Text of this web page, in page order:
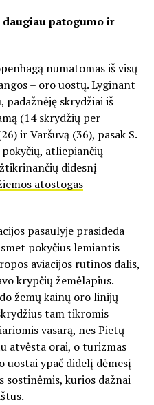
patogumo ir
numatomas iš visų
– oro uostų. Lyginant
padažnėję skrydžiai iš
(14 skrydžių per
ir Varšuvą (36), pasak S.
atliepiančių
didesnį
atostogas
pasaulyje prasideda
pokyčius lemiantis
aviacijos rutinos dalis,
krypčių žemėlapius.
žemų kainų oro linijų
tam tikromis
vasarą, nes Pietų
atvėsta orai, o turizmas
uostai ypač didelį dėmesį
sostinėmis, kurios dažnai